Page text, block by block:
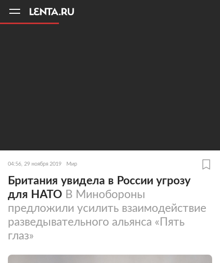
04:56, 29 ноября 2019 Мир
Британия увидела в России угрозу
для НАТО В Минобороны
предложили усилить взаимодействие
разведывательного альянса «Пять
глаз»